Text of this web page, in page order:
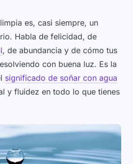
es, casi siempre, un
Habla de felicidad, de
, de abundancia y de cómo tus
con buena luz. Es la
significado de soñar con agua
y fluidez en todo lo que tienes